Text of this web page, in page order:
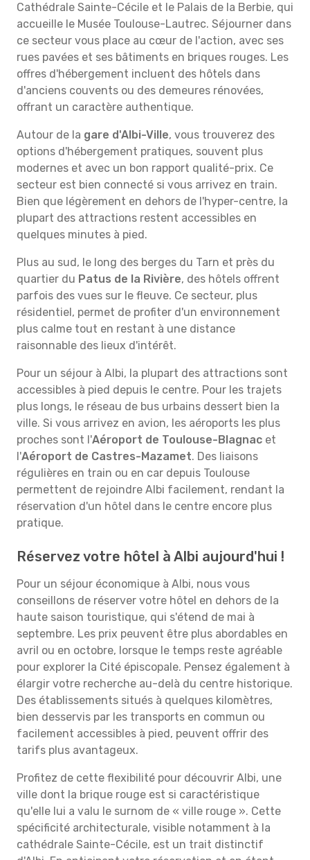
Cathédrale Sainte-Cécile et le Palais de la Berbie, qui
accueille le Musée Toulouse-Lautrec. Séjourner dans
ce secteur vous place au cœur de l'action, avec ses
rues pavées et ses bâtiments en briques rouges. Les
offres d'hébergement incluent des hôtels dans
d'anciens couvents ou des demeures rénovées,
offrant un caractère authentique.
Autour de la gare d'Albi-Ville, vous trouverez des
options d'hébergement pratiques, souvent plus
modernes et avec un bon rapport qualité-prix. Ce
secteur est bien connecté si vous arrivez en train.
Bien que légèrement en dehors de l'hyper-centre, la
plupart des attractions restent accessibles en
quelques minutes à pied.
Plus au sud, le long des berges du Tarn et près du
quartier du Patus de la Rivière, des hôtels offrent
parfois des vues sur le fleuve. Ce secteur, plus
résidentiel, permet de profiter d'un environnement
plus calme tout en restant à une distance
raisonnable des lieux d'intérêt.
Pour un séjour à Albi, la plupart des attractions sont
accessibles à pied depuis le centre. Pour les trajets
plus longs, le réseau de bus urbains dessert bien la
ville. Si vous arrivez en avion, les aéroports les plus
proches sont l'Aéroport de Toulouse-Blagnac et
l'Aéroport de Castres-Mazamet. Des liaisons
régulières en train ou en car depuis Toulouse
permettent de rejoindre Albi facilement, rendant la
réservation d'un hôtel dans le centre encore plus
pratique.
Réservez votre hôtel à Albi aujourd'hui !
Pour un séjour économique à Albi, nous vous
conseillons de réserver votre hôtel en dehors de la
haute saison touristique, qui s'étend de mai à
septembre. Les prix peuvent être plus abordables en
avril ou en octobre, lorsque le temps reste agréable
pour explorer la Cité épiscopale. Pensez également à
élargir votre recherche au-delà du centre historique.
Des établissements situés à quelques kilomètres,
bien desservis par les transports en commun ou
facilement accessibles à pied, peuvent offrir des
tarifs plus avantageux.
Profitez de cette flexibilité pour découvrir Albi, une
ville dont la brique rouge est si caractéristique
qu'elle lui a valu le surnom de « ville rouge ». Cette
spécificité architecturale, visible notamment à la
cathédrale Sainte-Cécile, est un trait distinctif